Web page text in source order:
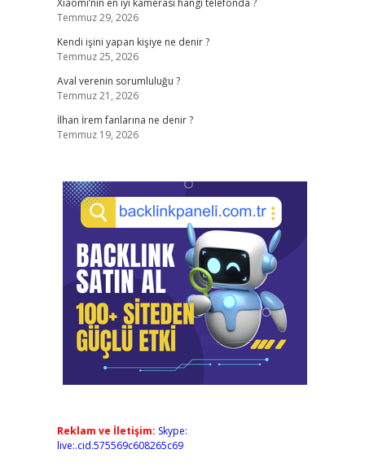
Xiaomi’nin en iyi kamerası hangi telefonda ?
Temmuz 29, 2026
Kendi işini yapan kişiye ne denir ?
Temmuz 25, 2026
Aval verenin sorumluluğu ?
Temmuz 21, 2026
İlhan İrem fanlarına ne denir ?
Temmuz 19, 2026
Reklam ve İletişim: Skype:
live:.cid.575569c608265c69